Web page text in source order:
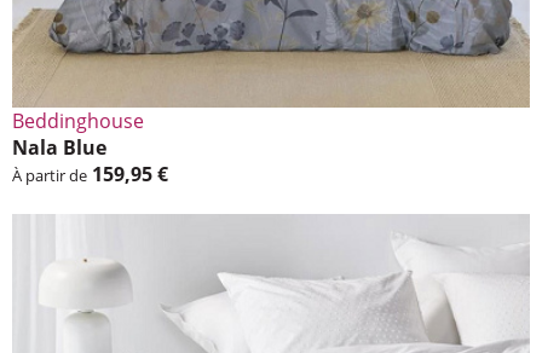
Beddin­ghouse
Nala Blue
À partir de 159,95 €